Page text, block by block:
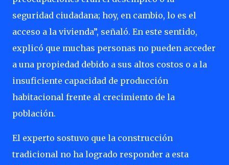
seguridad ciudadana; hoy, en cambio, lo es el
acceso a la vivienda”, señaló. En este sentido,
explicó que muchas personas no pueden acceder
a una propiedad debido a sus altos costos o a la
insuficiente capacidad de producción
habitacional frente al crecimiento de la
población.
El experto sostuvo que la construcción
tradicional no ha logrado responder a esta